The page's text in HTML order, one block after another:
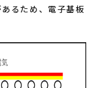
るため、電子基板